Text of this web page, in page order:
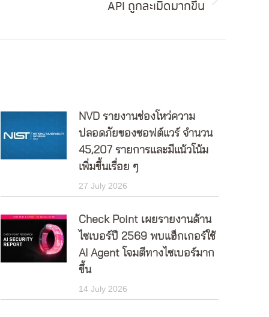
API ถูกละเมิดมากขึ้น
NVD รายงานช่องโหว่ความ
ปลอดภัยของซอฟต์แวร์ จำนวน
45,207 รายการและมีแน้วโน้ม
เพิ่มขึ้นเรื่อย ๆ
27 July 2026
Check Point เผยรายงานด้าน
ไซเบอร์ปี 2569 พบแฮ็กเกอร์ใช้
AI Agent โจมตีทางไซเบอร์มาก
ขึ้น
14 July 2026